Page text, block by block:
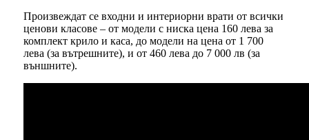
Произвеждат се входни и интериорни врати от всички
ценови класове – от модели с ниска цена 160 лева за
комплект крило и каса, до модели на цена от 1 700
лева (за вътрешните), и от 460 лева до 7 000 лв (за
външните).